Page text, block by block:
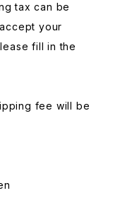
tax can be
your
fill in the
fee will be